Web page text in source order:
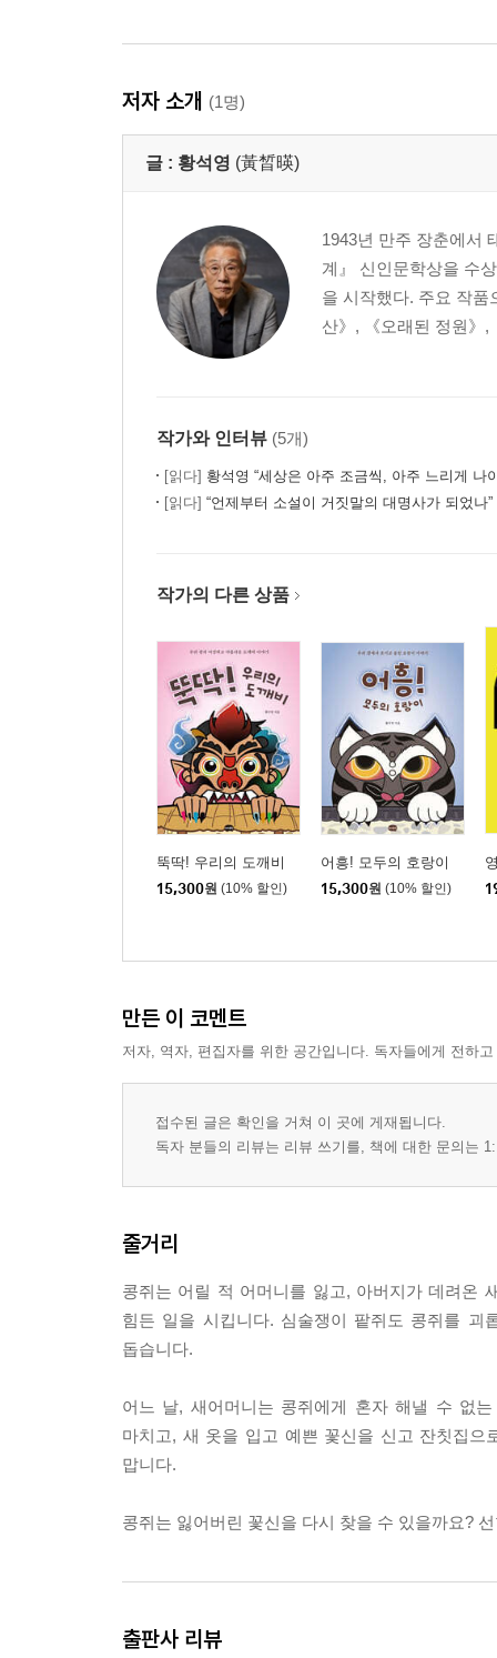
저자 소개 (1명)
글 : 황석영 (黃晳暎)
1943년 만주 장춘에서
계』 신인문학상을 수
을 시작했다. 주요 작품
산》, 《오래된 정원》,
작가와 인터뷰 (5개)
[읽다] 황석영 “세상은 아주 조금씩, 아주 느리게 나
[읽다] “언제부터 소설이 거짓말의 대명사가 되었나
작가의 다른 상품
뚝딱! 우리의 도깨비
15,300원 (10% 할인)
어흥! 모두의 호랑이
15,300원 (10% 할인)
만든 이 코멘트
저자, 역자, 편집자를 위한 공간입니다. 독자들에게 전하
접수된 글은 확인을 거쳐 이 곳에 게재됩니다.
독자 분들의 리뷰는 리뷰 쓰기를, 책에 대한 문의는
줄거리
콩쥐는 어릴 적 어머니를 잃고, 아버지가 데려온
힘든 일을 시킵니다. 심술쟁이 팥쥐도 콩쥐를 괴
돕습니다.
어느 날, 새어머니는 콩쥐에게 혼자 해낼 수 없
마치고, 새 옷을 입고 예쁜 꽃신을 신고 잔칫집
맙니다.
콩쥐는 잃어버린 꽃신을 다시 찾을 수 있을까요?
출판사 리뷰